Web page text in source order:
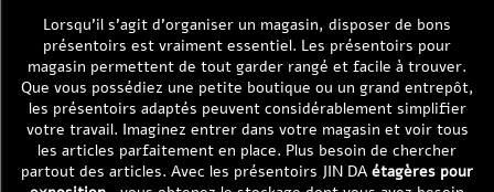
Lorsqu’il s’agit d’organiser un magasin, disposer de bons
présentoirs est vraiment essentiel. Les présentoirs pour
magasin permettent de tout garder rangé et facile à trouver.
Que vous possédiez une petite boutique ou un grand entrepôt,
les présentoirs adaptés peuvent considérablement simplifier
votre travail. Imaginez entrer dans votre magasin et voir tous
les articles parfaitement en place. Plus besoin de chercher
partout des articles. Avec les présentoirs JIN DA étagères pour